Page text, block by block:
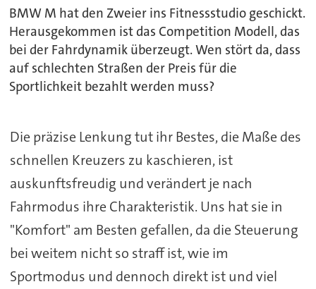
BMW M hat den Zweier ins Fitnessstudio geschickt.
Herausgekommen ist das Competition Modell, das
bei der Fahrdynamik überzeugt. Wen stört da, dass
auf schlechten Straßen der Preis für die
Sportlichkeit bezahlt werden muss?
Die präzise Lenkung tut ihr Bestes, die Maße des
schnellen Kreuzers zu kaschieren, ist
auskunftsfreudig und verändert je nach
Fahrmodus ihre Charakteristik. Uns hat sie in
"Komfort" am Besten gefallen, da die Steuerung
bei weitem nicht so straff ist, wie im
Sportmodus und dennoch direkt ist und viel